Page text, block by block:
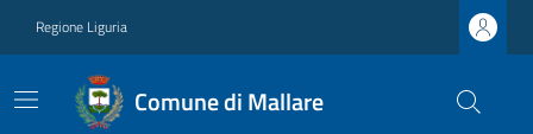
Regione Liguria
Comune di Mallare